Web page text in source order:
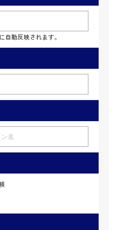
動反映されます。